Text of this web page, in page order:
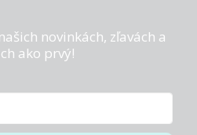
novinkách, zľavách a
ako prvý!